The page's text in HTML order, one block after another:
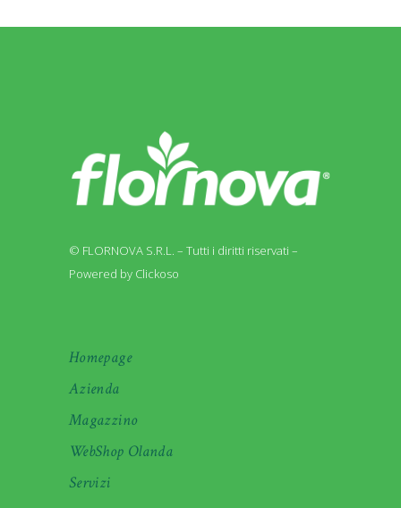
© FLORNOVA S.R.L. – Tutti i diritti riservati –
Powered by Clickoso
Homepage
Azienda
Magazzino
WebShop Olanda
Servizi